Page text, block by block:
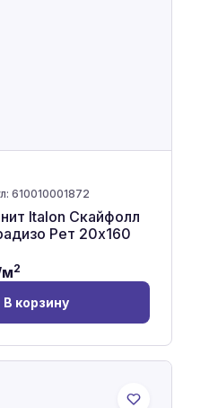
610010001872
Italon Скайфолл
Рет 20x160
2
В корзину